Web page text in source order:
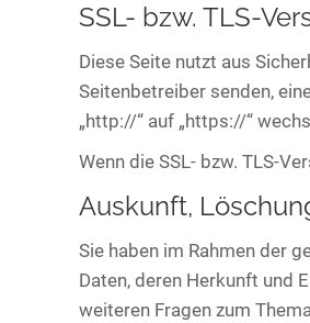
SSL- bzw. TLS-
Diese Seite nutzt aus
Seitenbetreiber senden,
„http://“ auf „https://“
Wenn die SSL- bzw. TLS-
Auskunft,
Sie haben im Rahmen der
Daten, deren Herkunft und
weiteren Fragen zum